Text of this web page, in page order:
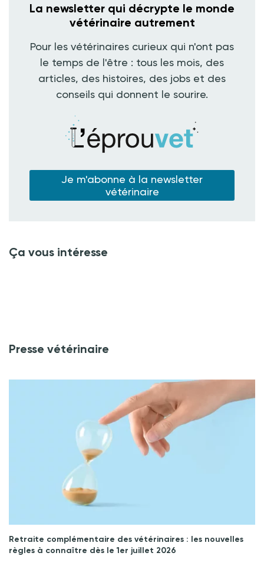
La newsletter qui décrypte le monde
vétérinaire autrement
Pour les vétérinaires curieux qui n'ont pas
le temps de l'être : tous les mois, des
articles, des histoires, des jobs et des
conseils qui donnent le sourire.
Je m'abonne à la newsletter
vétérinaire
Ça vous intéresse
Presse vétérinaire
Retraite complémentaire des vétérinaires : les nouvelles
règles à connaître dès le 1er juillet 2026